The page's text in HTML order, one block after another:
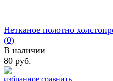
избранное сравнить
Нетканое полотно
(0)
В наличии
80 руб.